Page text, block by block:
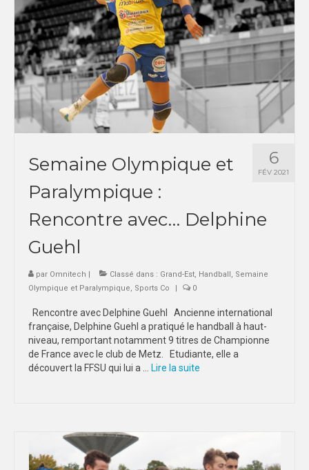
6
FÉV 2021
Semaine Olympique et
Paralympique :
Rencontre avec… Delphine
Guehl
par Omnitech Classé dans : Grand-Est, Handball , Semaine
Olympique et Paralympique, Sports Co 0
Rencontre avec Delphine Guehl Ancienne international
française, Delphine Guehl a pratiqué le handball à haut-
niveau, remportant notamment 9 titres de Championne
de France avec le club de Metz. Etudiante, elle a
découvert la FFSU qui lui a … Lire la suite­­